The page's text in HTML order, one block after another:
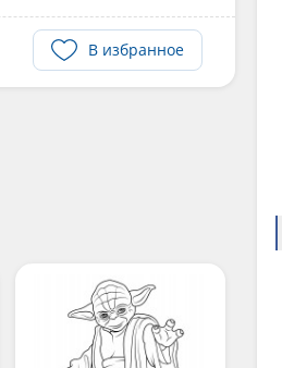
В избранное